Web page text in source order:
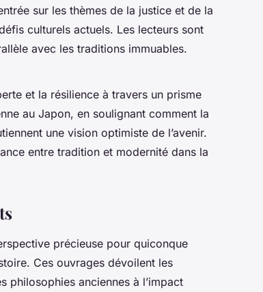
sur les thèmes de la justice et de la
culturels actuels. Les lecteurs sont
avec les traditions immuables.
et la résilience à travers un prisme
au Japon, en soulignant comment la
une vision optimiste de l’avenir.
entre tradition et modernité dans la
précieuse pour quiconque
Ces ouvrages dévoilent les
philosophies anciennes à l’impact